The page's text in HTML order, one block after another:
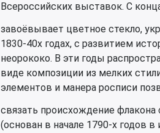
Всероссийских выставок. С
завоёвывает цветное стекло,
1830-40х годах, с развитием
неорококо. В эти годы
виде композиции из мелких
элементов и манера росписи
связать происхождение
(основан в начале 1790-х годов